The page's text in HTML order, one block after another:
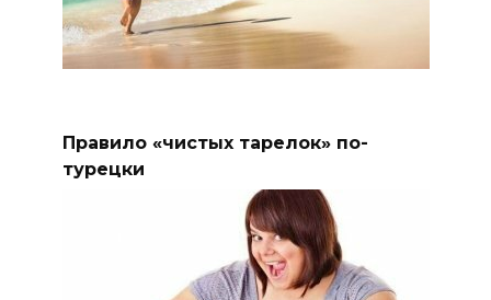
Правило «чистых тарелок» по-
турецки